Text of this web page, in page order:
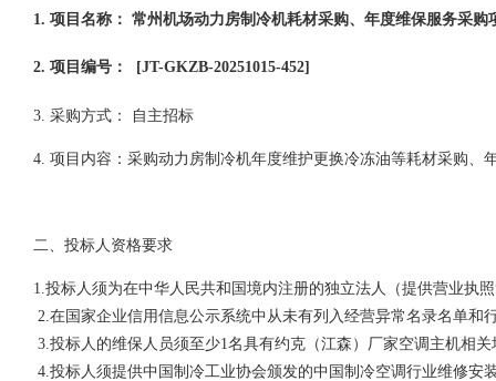
1. 项目名称： 常州机场动力房制冷机耗材采购、年度维保服务采购
2. 项目编号： [JT-GKZB-20251015-452]
3. 采购方式： 自主招标
4. 项目内容： 采购动力房制冷机年度维护更换冷冻油等耗材采购、
二、 投标人资格要求
1.投标人须为在中华人民共和国境内注册的独立法人（提供营业执
2.在国家企业信用信息公示系统中从未有列入经营异常名录名单和
3.投标人的维保人员须至少1名具有约克（江森）厂家空调主机相
4.投标人须提供中国制冷工业协会颁发的中国制冷空调行业维修